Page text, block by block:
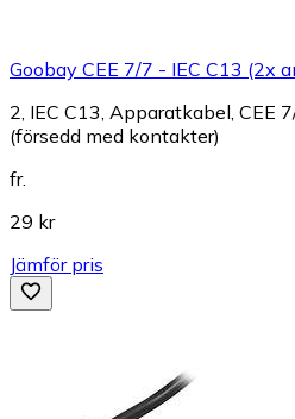
Goobay CEE 7/7 - IEC C13 (2x
2, IEC C13, Apparatkabel, CEE
(försedd med kontakter)
fr.
29 kr
Jämför pris